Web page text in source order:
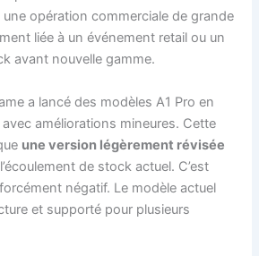
opération commerciale de grande
liée à un événement retail ou un
avant nouvelle gamme.
a lancé des modèles A1 Pro en
améliorations mineures. Cette
une version légèrement révisée
l’écoulement de stock actuel. C’est
négatif. Le modèle actuel
et supporté pour plusieurs